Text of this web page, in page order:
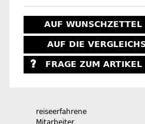
AUF WUNSCHZETTEL
AUF DIE
FRAGE ZUM ARTIKEL
reiseerfahrene
Mitarbeiter